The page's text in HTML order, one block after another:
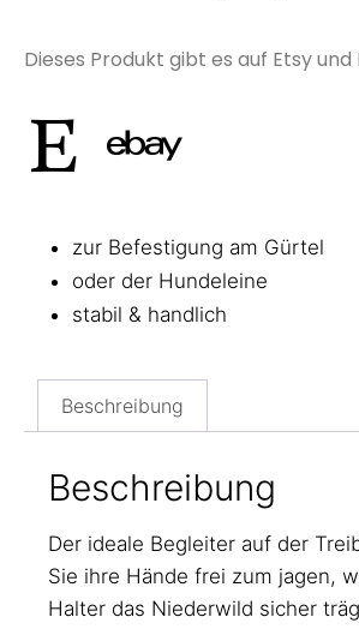
Dieses Produkt gibt es auf Etsy und
zur Befestigung am Gürtel
oder der Hundeleine
stabil & handlich
Beschreibung
Beschreibung
Der ideale Begleiter auf der
Sie ihre Hände frei zum jagen,
Halter das Niederwild sicher